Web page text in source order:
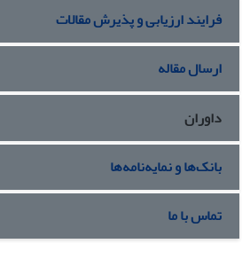
فرایند ارزیابی و پذیرش مقالات
ارسال مقاله
داوران
بانک‌ها و نمایه‌نامه‌ها
تماس با ما